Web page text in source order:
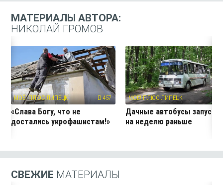
МАТЕРИАЛЫ АВТОРА:
НИКОЛАЙ ГРОМОВ
МОЁ! ПЛЮС ЛИПЕЦК 457
«Слава Богу, что не
достались укрофашистам!»
МОЁ! ПЛЮС ЛИПЕЦК
Дачные автобусы
на неделю раньше
СВЕЖИЕ МАТЕРИАЛЫ